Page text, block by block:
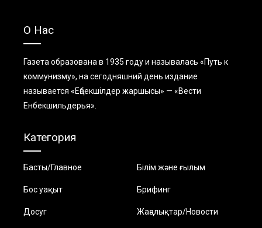
О Нас
Газета образована в 1935 году и называлась «Путь к
коммунизму», на сегодняшний день издание
называется «Еңбекшiлдер жаршысы» — «Вести
Енбекшильдерья».
Категория
Басты/Главное Білім және ғылым
Бос уақыт Брифинг
Досуг Жаңалықтар/Новости